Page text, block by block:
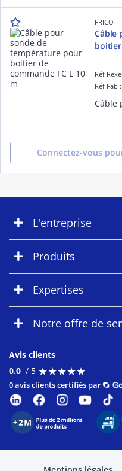
FRICO
Câble
boitier
Réf
Réf Fab :
Connectez-vous
L'entreprise
Produits
Expertises
Notre offre de
Avis clients
0.0 / 5 ★★★★★
★★★★★
0 avis clients certifiés par